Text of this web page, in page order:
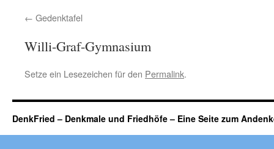
Gedenktafel
Willi-Graf-Gymnasium
Setze ein Lesezeichen für den Permalink.
DenkFried – Denkmale und Friedhöfe – Eine Seite zum